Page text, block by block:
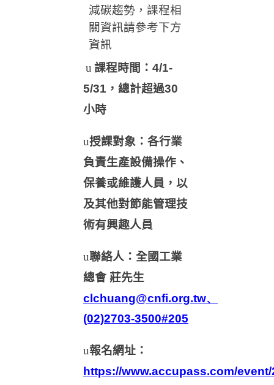
減碳趨勢，課程相
關資訊請參考下方
資訊
u 課程時間：4/1-
5/31，總計超過30
小時
u授課對象：各行業
負責生產設備操作、
保養或維護人員，以
及其他對節能管理技
術有興趣人員
u聯絡人：全國工業
總會 莊先生
clchuang@cnfi.org.tw、
(02)2703-3500#205
u報名網址：
https://www.accupass.com/event/